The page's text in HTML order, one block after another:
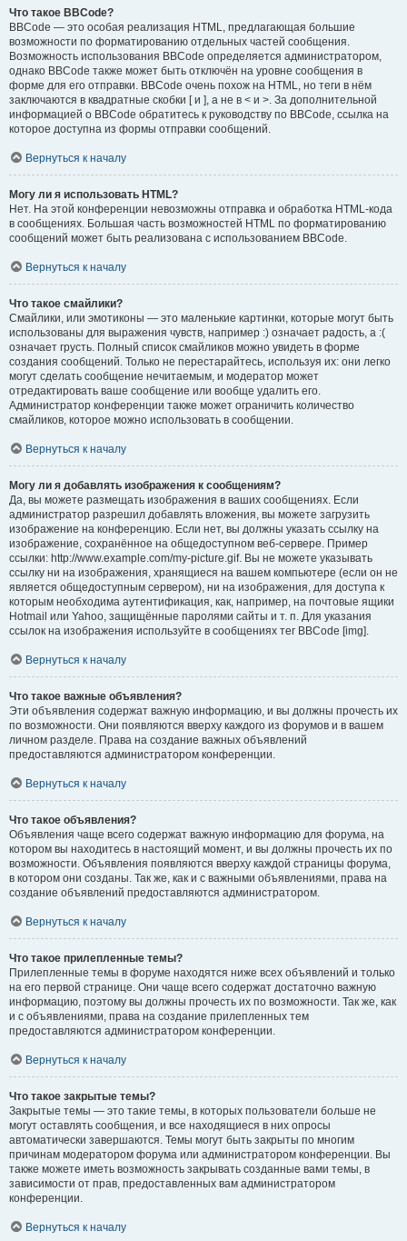
Что такое BBCode?
BBCode — это особая реализация HTML, предлагающая большие
возможности по форматированию отдельных частей сообщения.
Возможность использования BBCode определяется администратором,
однако BBCode также может быть отключён на уровне сообщения в
форме для его отправки. BBCode очень похож на HTML, но теги в нём
заключаются в квадратные скобки [ и ], а не в < и >. За дополнительной
информацией о BBCode обратитесь к руководству по BBCode, ссылка на
которое доступна из формы отправки сообщений.
Вернуться к началу
Могу ли я использовать HTML?
Нет. На этой конференции невозможны отправка и обработка HTML-кода
в сообщениях. Большая часть возможностей HTML по форматированию
сообщений может быть реализована с использованием BBCode.
Вернуться к началу
Что такое смайлики?
Смайлики, или эмотиконы — это маленькие картинки, которые могут быть
использованы для выражения чувств, например :) означает радость, а :(
означает грусть. Полный список смайликов можно увидеть в форме
создания сообщений. Только не перестарайтесь, используя их: они легко
могут сделать сообщение нечитаемым, и модератор может
отредактировать ваше сообщение или вообще удалить его.
Администратор конференции также может ограничить количество
смайликов, которое можно использовать в сообщении.
Вернуться к началу
Могу ли я добавлять изображения к сообщениям?
Да, вы можете размещать изображения в ваших сообщениях. Если
администратор разрешил добавлять вложения, вы можете загрузить
изображение на конференцию. Если нет, вы должны указать ссылку на
изображение, сохранённое на общедоступном веб-сервере. Пример
ссылки: http://www.example.com/my-picture.gif. Вы не можете указывать
ссылку ни на изображения, хранящиеся на вашем компьютере (если он не
является общедоступным сервером), ни на изображения, для доступа к
которым необходима аутентификация, как, например, на почтовые ящики
Hotmail или Yahoo, защищённые паролями сайты и т. п. Для указания
ссылок на изображения используйте в сообщениях тег BBCode [img].
Вернуться к началу
Что такое важные объявления?
Эти объявления содержат важную информацию, и вы должны прочесть их
по возможности. Они появляются вверху каждого из форумов и в вашем
личном разделе. Права на создание важных объявлений
предоставляются администратором конференции.
Вернуться к началу
Что такое объявления?
Объявления чаще всего содержат важную информацию для форума, на
котором вы находитесь в настоящий момент, и вы должны прочесть их по
возможности. Объявления появляются вверху каждой страницы форума,
в котором они созданы. Так же, как и с важными объявлениями, права на
создание объявлений предоставляются администратором.
Вернуться к началу
Что такое прилепленные темы?
Прилепленные темы в форуме находятся ниже всех объявлений и только
на его первой странице. Они чаще всего содержат достаточно важную
информацию, поэтому вы должны прочесть их по возможности. Так же, как
и с объявлениями, права на создание прилепленных тем
предоставляются администратором конференции.
Вернуться к началу
Что такое закрытые темы?
Закрытые темы — это такие темы, в которых пользователи больше не
могут оставлять сообщения, и все находящиеся в них опросы
автоматически завершаются. Темы могут быть закрыты по многим
причинам модератором форума или администратором конференции. Вы
также можете иметь возможность закрывать созданные вами темы, в
зависимости от прав, предоставленных вам администратором
конференции.
Вернуться к началу